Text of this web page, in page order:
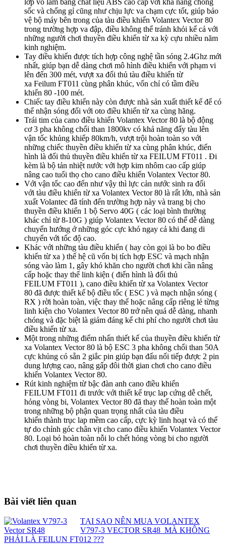
lớp vỏ làm bằng chất liệu ABS cao cấp với khả năng chống
sốc và chống gỉ cũng như chịu lực va chạm cực tốt, giúp bảo
vệ bộ máy bên trong của tàu điều khiển Volantex Vector 80
trong trường hợp va đập, điều không thể tránh khỏi kể cả với
những người chơi thuyền điều khiển từ xa kỳ cựu nhiều năm
kinh nghiệm.
Tay điều khiển được tích hợp công nghệ tần sóng 2.4Ghz mới
nhất, giúp bạn dễ dàng chơi mô hình điều khiển với phạm vi
lên đến 300 mét, vượt xa đối thủ tàu điều khiển từ
xa Feilum FT011 cùng phân khúc, vốn chỉ có tầm điều
khiển 80 -100 mét.
Chiếc tay điều khiển này còn được nhà sản xuất thiết kế để có
thể nhận sóng đối với oto điều khiển từ xa cùng hãng.
Trái tim của cano điều khiển Volantex Vector 80 là bộ động
cơ 3 pha không chổi than 1800kv có khả năng đẩy tàu lên
vận tốc khủng khiếp 80km/h, vượt trội hoàn toàn so với
những chiếc thuyền điều khiển từ xa cùng phân khúc, điển
hình là đối thủ thuyền điều khiển từ xa FEILUM FT011 . Đi
kèm là bộ tản nhiệt nước với hợp kim nhôm cao cấp giúp
nâng cao tuổi thọ cho cano điều khiển Volantex Vector 80.
Với vận tốc cao đến như vậy thì lực cản nước sinh ra đối
với tàu điều khiển từ xa Volantex Vector 80 là rất lớn, nhà sản
xuất Volantec đã tính đến trường hợp này và trang bị cho
thuyền điều khiển 1 bộ Servo 40G ( các loại bình thường
khác chỉ từ 8-10G ) giúp Volantex Vector 80 có thể dễ dàng
chuyển hướng ở những góc cực khó ngay cả khi đang di
chuyển với tốc độ cao.
Khác với những tàu điều khiển ( hay còn gọi là bo bo điều
khiển từ xa ) thế hệ cũ vốn bị tích hợp ESC và mạch nhận
sóng vào làm 1, gây khó khăn cho người chơi khi cần nâng
cấp hoặc thay thế linh kiện ( điển hình là đối thủ
FEILUM FT011 ), cano điều khiển từ xa Volantex Vector
80 đã được thiết kế bộ điều tốc ( ESC ) và mạch nhận sóng (
RX ) rời hoàn toàn, việc thay thế hoặc nâng cấp riêng lẻ từng
linh kiện cho Volantex Vector 80 trở nên quá dễ dàng, nhanh
chóng và đặc biệt là giảm đáng kể chi phí cho người chơi tàu
điều khiển từ xa.
Một trong những điểm nhấn thiết kế của thuyền điều khiển từ
xa Volantex Vector 80 là bộ ESC 3 pha không chổi than 50A
cực khủng có sẵn 2 giắc pin giúp bạn đấu nối tiếp được 2 pin
dung lượng cao, nâng gấp đôi thời gian chơi cho cano điều
khiển Volantex Vector 80.
Rút kinh nghiệm từ bậc đàn anh cano điều khiển
FEILUM FT011 đi trước với thiết kế trục lap cứng dễ chết,
hỏng vòng bi, Volantex Vector 80 đã thay thế hoàn toàn một
trong những bộ phận quan trọng nhất của tàu điều
khiển thành trục lap mềm cao cấp, cực kỳ linh hoạt và có thể
tự do chỉnh góc chân vịt cho cano điều khiển Volantex Vector
80. Loại bỏ hoàn toàn nỗi lo chết hỏng vòng bi cho người
chơi thuyền điều khiển từ xa.
Bài viết liên quan
TẠI SAO NÊN MUA VOLANTEX
V797-3 VECTOR SR48 MÀ KHÔNG
PHẢI LÀ FEILUN FT012 ???